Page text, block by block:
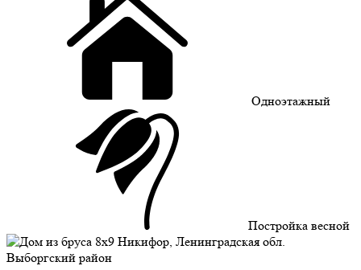
Одноэтажный
Постройка весной